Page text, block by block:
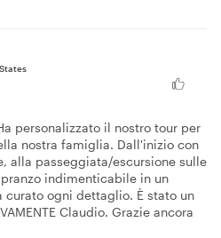
personalizzato il nostro tour per
nostra famiglia. Dall'inizio con
alla passeggiata/escursione sulle
indimenticabile in un
curato ogni dettaglio. È stato un
Claudio. Grazie ancora